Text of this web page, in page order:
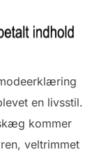
en livsstil.
kommer
veltrimmet